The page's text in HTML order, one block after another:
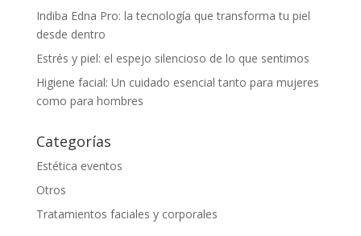
Indiba Edna Pro: la tecnología que transforma tu piel
desde dentro
Estrés y piel: el espejo silencioso de lo que sentimos
Higiene facial: Un cuidado esencial tanto para mujeres
como para hombres
Categorías
Estética eventos
Otros
Tratamientos faciales y corporales